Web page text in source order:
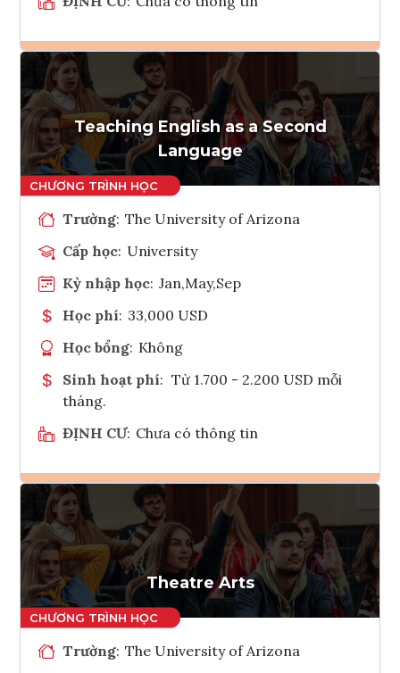
Ghi danh
Tham vấn Interlink
Teaching English as a Second
Language
Trường: The University of Arizona
Cấp học: University
Kỳ nhập học: Jan,May,Sep
Học phí: 33,000 USD
Học bổng: Không
Sinh hoạt phí: Từ 1.700 - 2.200 USD mỗi
tháng.
ĐỊNH CƯ: Chưa có thông tin
Ghi danh
Tham vấn Interlink
Theatre Arts
Trường: The University of Arizona